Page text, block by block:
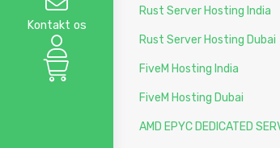
Kontakt os
Rust Server Hosting India
Rust Server Hosting Dubai
FiveM Hosting India
FiveM Hosting Dubai
AMD EPYC DEDICATED